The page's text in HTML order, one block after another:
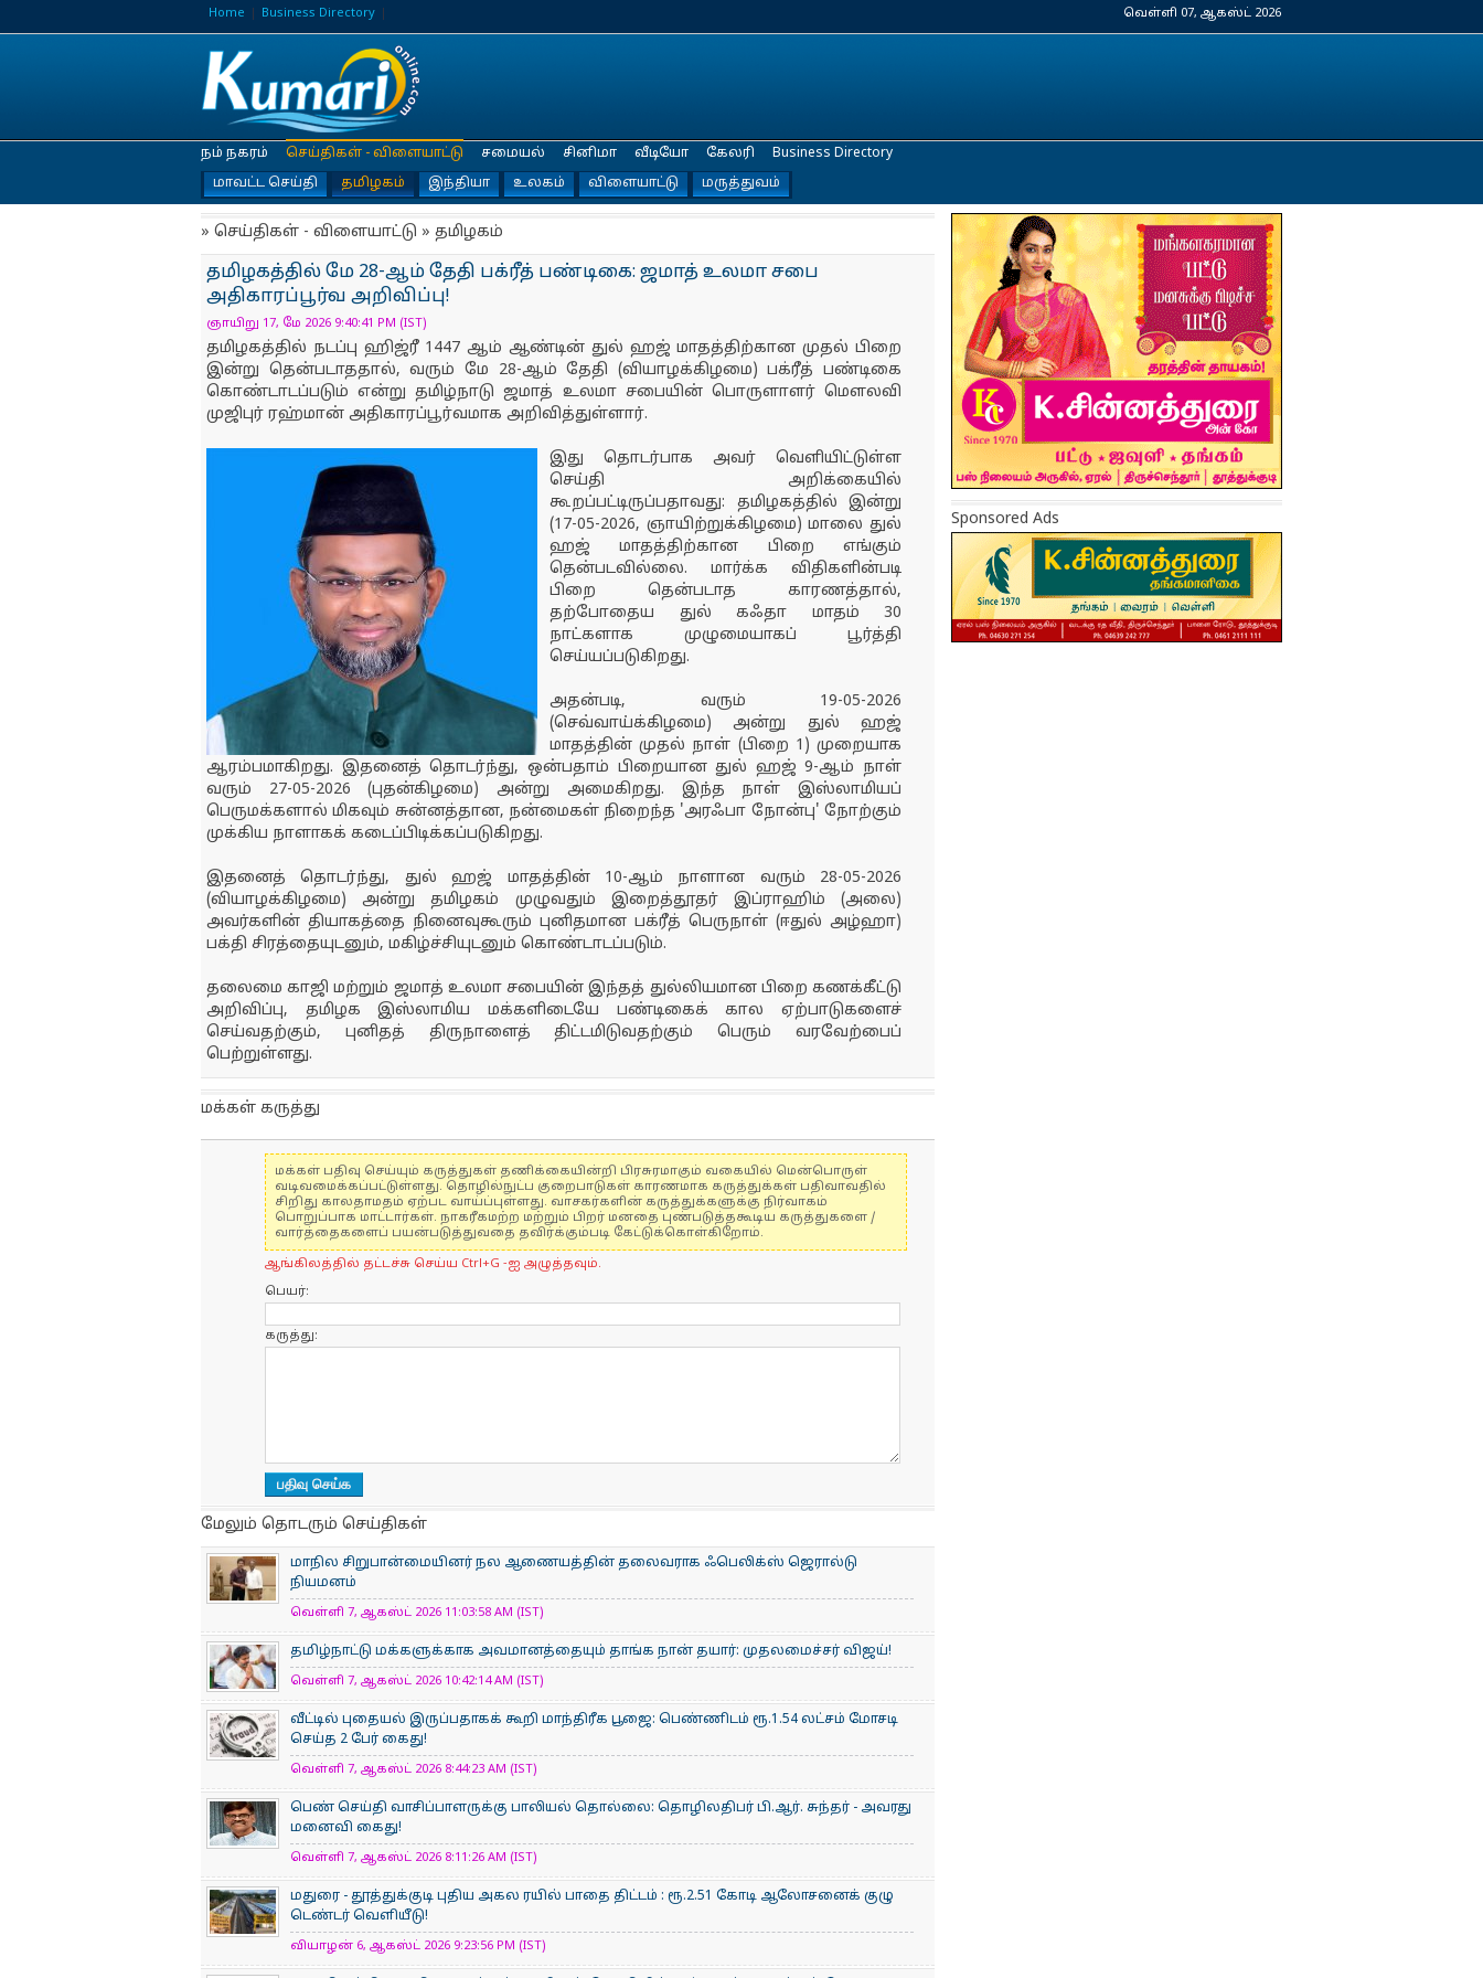
Home Business Directory வெள்ளி 07, ஆகஸ்ட் 2026
நம் நகரம்
செய்திகள் - விளையாட்டு
மாவட்ட செய்தி
தமிழகம் இந்தியா உலகம் விளையாட்டு மருத்துவம்
சமையல் சினிமா வீடியோ கேலரி Business Directory
» செய்திகள் - விளையாட்டு » தமிழகம்
தமிழகத்தில் மே 28-ஆம் தேதி பக்ரீத் பண்டிகை: ஜமாத் உலமா சபை
அதிகாரப்பூர்வ அறிவிப்பு!
ஞாயிறு 17, மே 2026 9:40:41 PM (IST)
தமிழகத்தில் நடப்பு ஹிஜ்ரீ 1447 ஆம் ஆண்டின் துல் ஹஜ் மாதத்திற்கான முதல் பிறை
இன்று தென்படாததால், வரும் மே 28-ஆம் தேதி (வியாழக்கிழமை) பக்ரீத் பண்டிகை
கொண்டாடப்படும் என்று தமிழ்நாடு ஜமாத் உலமா சபையின் பொருளாளர் மௌலவி
முஜிபுர் ரஹ்மான் அதிகாரப்பூர்வமாக அறிவித்துள்ளார்.
இது தொடர்பாக அவர் வெளியிட்டுள்ள
செய்தி அறிக்கையில்
கூறப்பட்டிருப்பதாவது: தமிழகத்தில் இன்று
(17-05-2026, ஞாயிற்றுக்கிழமை) மாலை துல்
ஹஜ் மாதத்திற்கான பிறை எங்கும்
தென்படவில்லை. மார்க்க விதிகளின்படி
பிறை தென்படாத காரணத்தால்,
தற்போதைய துல் கஃதா மாதம் 30
நாட்களாக முழுமையாகப் பூர்த்தி
செய்யப்படுகிறது.
அதன்படி, வரும் 19-05-2026
(செவ்வாய்க்கிழமை) அன்று துல் ஹஜ்
மாதத்தின் முதல் நாள் (பிறை 1) முறையாக
ஆரம்பமாகிறது. இதனைத் தொடர்ந்து, ஒன்பதாம் பிறையான துல் ஹஜ் 9-ஆம் நாள்
வரும் 27-05-2026 (புதன்கிழமை) அன்று அமைகிறது. இந்த நாள் இஸ்லாமியப்
பெருமக்களால் மிகவும் சுன்னத்தான, நன்மைகள் நிறைந்த 'அரஃபா நோன்பு' நோற்கும்
முக்கிய நாளாகக் கடைப்பிடிக்கப்படுகிறது.
இதனைத் தொடர்ந்து, துல் ஹஜ் மாதத்தின் 10-ஆம் நாளான வரும் 28-05-2026
(வியாழக்கிழமை) அன்று தமிழகம் முழுவதும் இறைத்தூதர் இப்ராஹிம் (அலை)
அவர்களின் தியாகத்தை நினைவுகூரும் புனிதமான பக்ரீத் பெருநாள் (ஈதுல் அழ்ஹா)
பக்தி சிரத்தையுடனும், மகிழ்ச்சியுடனும் கொண்டாடப்படும்.
தலைமை காஜி மற்றும் ஜமாத் உலமா சபையின் இந்தத் துல்லியமான பிறை கணக்கீட்டு
அறிவிப்பு, தமிழக இஸ்லாமிய மக்களிடையே பண்டிகைக் கால ஏற்பாடுகளைச்
செய்வதற்கும், புனிதத் திருநாளைத் திட்டமிடுவதற்கும் பெரும் வரவேற்பைப்
பெற்றுள்ளது.
மக்கள் கருத்து
மக்கள் பதிவு செய்யும் கருத்துகள் தணிக்கையின்றி பிரசுரமாகும் வகையில் மென்பொருள்
வடிவமைக்கப்பட்டுள்ளது. தொழில்நுட்ப குறைபாடுகள் காரணமாக கருத்துக்கள் பதிவாவதில்
சிறிது காலதாமதம் ஏற்பட வாய்ப்புள்ளது. வாசகர்களின் கருத்துக்களுக்கு நிர்வாகம்
பொறுப்பாக மாட்டார்கள். நாகரீகமற்ற மற்றும் பிறர் மனதை புண்படுத்தகூடிய கருத்துகளை /
வார்த்தைகளைப் பயன்படுத்துவதை தவிர்க்கும்படி கேட்டுக்கொள்கிறோம்.
ஆங்கிலத்தில் தட்டச்சு செய்ய Ctrl+G -ஐ அழுத்தவும்.
பெயர்:
கருத்து:
மேலும் தொடரும் செய்திகள்
மாநில சிறுபான்மையினர் நல ஆணையத்தின் தலைவராக ஃபெலிக்ஸ் ஜெரால்டு
நியமனம்
வெள்ளி 7, ஆகஸ்ட் 2026 11:03:58 AM (IST)
தமிழ்நாட்டு மக்களுக்காக அவமானத்தையும் தாங்க நான் தயார்: முதலமைச்சர் விஜய்!
வெள்ளி 7, ஆகஸ்ட் 2026 10:42:14 AM (IST)
வீட்டில் புதையல் இருப்பதாகக் கூறி மாந்திரீக பூஜை: பெண்ணிடம் ரூ.1.54 லட்சம் மோசடி
செய்த 2 பேர் கைது!
வெள்ளி 7, ஆகஸ்ட் 2026 8:44:23 AM (IST)
பெண் செய்தி வாசிப்பாளருக்கு பாலியல் தொல்லை: தொழிலதிபர் பி.ஆர். சுந்தர் - அவரது
மனைவி கைது!
வெள்ளி 7, ஆகஸ்ட் 2026 8:11:26 AM (IST)
மதுரை - தூத்துக்குடி புதிய அகல ரயில் பாதை திட்டம் : ரூ.2.51 கோடி ஆலோசனைக் குழு
டெண்டர் வெளியீடு!
வியாழன் 6, ஆகஸ்ட் 2026 9:23:56 PM (IST)
Sponsored Ads